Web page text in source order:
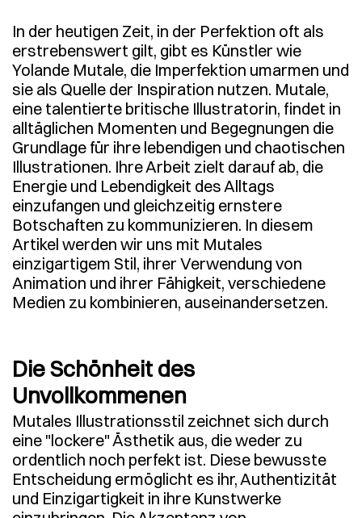
In der heutigen Zeit, in der Perfektion oft als
erstrebenswert gilt, gibt es Künstler wie
Yolande Mutale, die Imperfektion umarmen und
sie als Quelle der Inspiration nutzen. Mutale,
eine talentierte britische Illustratorin, findet in
alltäglichen Momenten und Begegnungen die
Grundlage für ihre lebendigen und chaotischen
Illustrationen. Ihre Arbeit zielt darauf ab, die
Energie und Lebendigkeit des Alltags
einzufangen und gleichzeitig ernstere
Botschaften zu kommunizieren. In diesem
Artikel werden wir uns mit Mutales
einzigartigem Stil, ihrer Verwendung von
Animation und ihrer Fähigkeit, verschiedene
Medien zu kombinieren, auseinandersetzen.
Die Schönheit des
Unvollkommenen
Mutales Illustrationsstil zeichnet sich durch
eine "lockere" Ästhetik aus, die weder zu
ordentlich noch perfekt ist. Diese bewusste
Entscheidung ermöglicht es ihr, Authentizität
und Einzigartigkeit in ihre Kunstwerke